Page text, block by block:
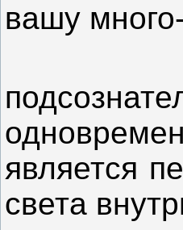
вашу
Все
является
света